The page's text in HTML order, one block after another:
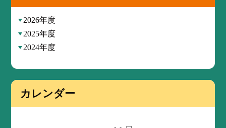
2026年度
2025年度
2024年度
カレンダー